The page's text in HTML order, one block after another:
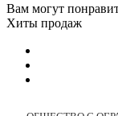
Вам могут
Хиты продаж